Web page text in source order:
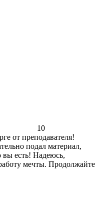
10
от преподавателя!
подал материал,
вы есть! Надеюсь,
мечты. Продолжайте